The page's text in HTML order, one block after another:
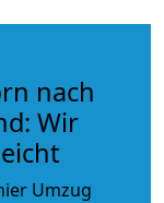
nach
Wir
Umzug